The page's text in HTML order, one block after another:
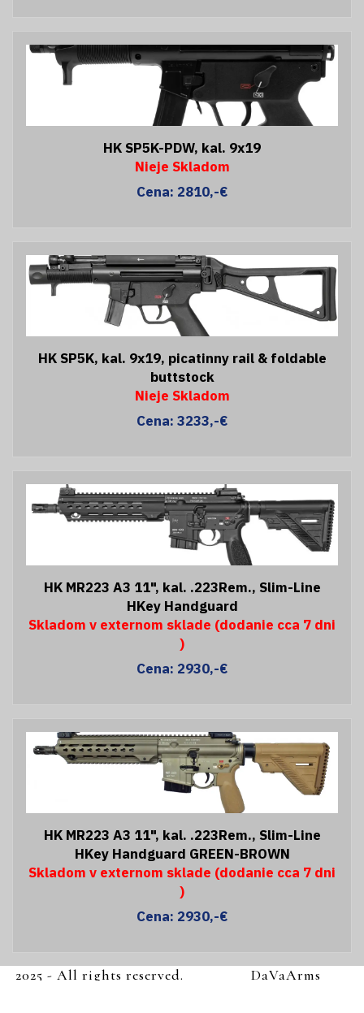
HK SP5K-PDW, kal. 9x19
Nieje Skladom
Cena: 2810,-€
HK SP5K, kal. 9x19, picatinny rail & foldable
buttstock
Nieje Skladom
Cena: 3233,-€
HK MR223 A3 11", kal. .223Rem., Slim-Line
HKey Handguard
Skladom v externom sklade (dodanie cca 7 dni
)
Cena: 2930,-€
HK MR223 A3 11", kal. .223Rem., Slim-Line
HKey Handguard GREEN-BROWN
Skladom v externom sklade (dodanie cca 7 dni
)
Cena: 2930,-€
2025 - All rights reserved.
DaVaArms